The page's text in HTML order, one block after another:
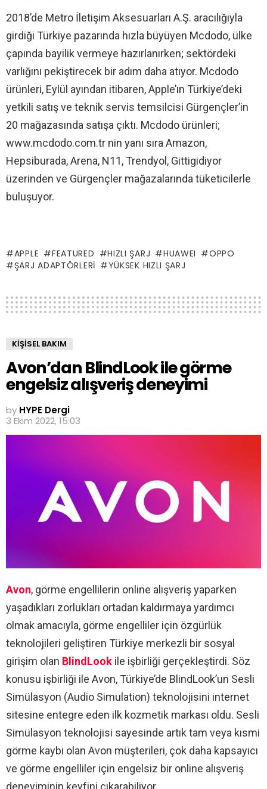
2018’de Metro İletişim Aksesuarları A.Ş. aracılığıyla
girdiği Türkiye pazarında hızla büyüyen Mcdodo, ülke
çapında bayilik vermeye hazırlanırken; sektördeki
varlığını pekiştirecek bir adım daha atıyor. Mcdodo
ürünleri, Eylül ayından itibaren, Apple’ın Türkiye’deki
yetkili satış ve teknik servis temsilcisi Gürgençler’in
20 mağazasında satışa çıktı. Mcdodo ürünleri;
www.mcdodo.com.tr nin yanı sıra Amazon,
Hepsiburada, Arena, N11, Trendyol, Gittigidiyor
üzerinden ve Gürgençler mağazalarında tüketicilerle
buluşuyor.
APPLE FEATURED HIZLI ŞARJ HUAWEI
OPPO
ŞARJ ADAPTÖRLERI
YÜKSEK HIZLI ŞARJ
KIŞISEL BAKIM
Avon’dan BlindLook ile görme
engelsiz alışveriş deneyimi
by HYPE Dergi
3 Ekim 2022, 15:03
Avon, görme engellilerin online alışveriş yaparken
yaşadıkları zorlukları ortadan kaldırmaya yardımcı
olmak amacıyla, görme engelliler için özgürlük
teknolojileri geliştiren Türkiye merkezli bir sosyal
girişim olan BlindLook ile işbirliği gerçekleştirdi. Söz
konusu işbirliği ile Avon, Türkiye’de BlindLook’un Sesli
Simülasyon (Audio Simulation) teknolojisini internet
sitesine entegre eden ilk kozmetik markası oldu. Sesli
Simülasyon teknolojisi sayesinde artık tam veya kısmi
görme kaybı olan Avon müşterileri, çok daha kapsayıcı
ve görme engelliler için engelsiz bir online alışveriş
deneyiminin keyfini çıkarabiliyor.